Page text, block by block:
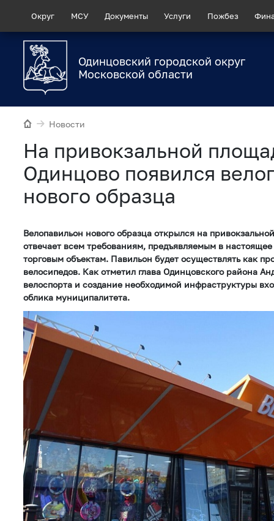
Округ МСУ Документы Услуги Пожбез
Одинцовский городской округ
Московской области
Новости
На привокзальной
Одинцово появился
нового образца
Велопавильон нового образца открылся на
отвечает всем требованиям, предъявляемым в
торговым объектам. Павильон будет осуществлять как
велосипедов. Как отметил глава Одинцовского района
велоспорта и создание необходимой инфраструктуры
облика муниципалитета.